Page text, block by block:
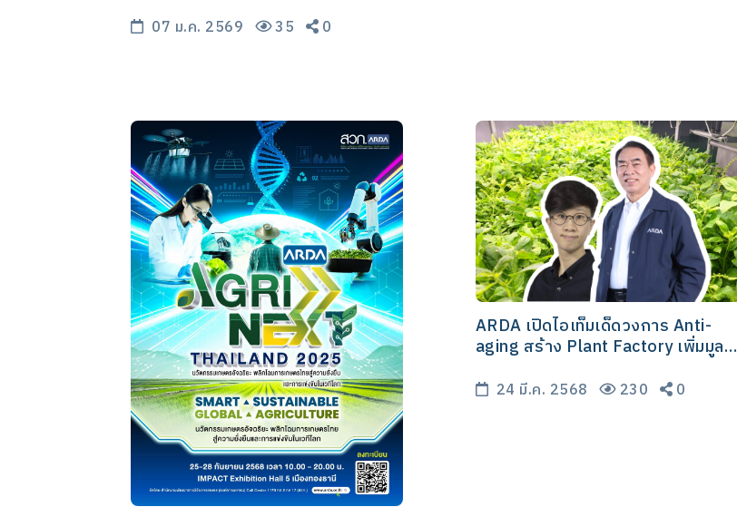
ลดนำเข้า เสริมความมั่นคงอาหารและ
07 ม.ค. 2569 35 0
ARDA เปิดไอเท็มเด็ดวงการ Anti-
aging สร้าง Plant Factory เพิ่มมูลค่า
ต้านริ้วรอยพุ่ง 115% ตั้งเป้าเรียกเงิน
24 มี.ค. 2568 230 0